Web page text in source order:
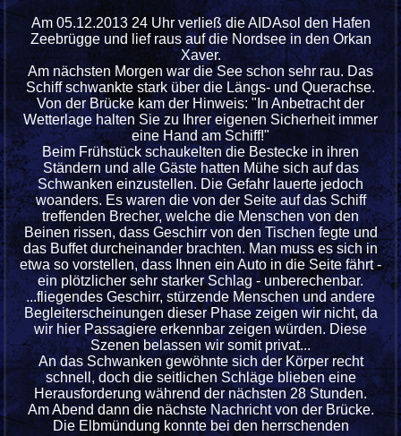
Am 05.12.2013 24 Uhr verließ die AIDAsol den Hafen
Zeebrügge und lief raus auf die Nordsee in den Orkan
Xaver.
Am nächsten Morgen war die See schon sehr rau. Das
Schiff schwankte stark über die Längs- und Querachse.
Von der Brücke kam der Hinweis: "In Anbetracht der
Wetterlage halten Sie zu Ihrer eigenen Sicherheit immer
eine Hand am Schiff!"
Beim Frühstück schaukelten die Bestecke in ihren
Ständern und alle Gäste hatten Mühe sich auf das
Schwanken einzustellen. Die Gefahr lauerte jedoch
woanders. Es waren die von der Seite auf das Schiff
treffenden Brecher, welche die Menschen von den
Beinen rissen, dass Geschirr von den Tischen fegte und
das Buffet durcheinander brachten. Man muss es sich in
etwa so vorstellen, dass Ihnen ein Auto in die Seite fährt -
ein plötzlicher sehr starker Schlag - unberechenbar.
...fliegendes Geschirr, stürzende Menschen und andere
Begleiterscheinungen dieser Phase zeigen wir nicht, da
wir hier Passagiere erkennbar zeigen würden. Diese
Szenen belassen wir somit privat...
An das Schwanken gewöhnte sich der Körper recht
schnell, doch die seitlichen Schläge blieben eine
Herausforderung während der nächsten 28 Stunden.
Am Abend dann die nächste Nachricht von der Brücke.
Die Elbmündung konnte bei den herrschenden